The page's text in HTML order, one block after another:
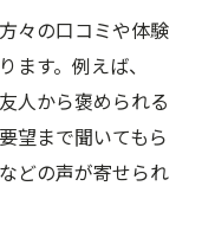
々の口コミや体験
ます。例えば、
人から褒められる
望まで聞いてもら
どの声が寄せられ